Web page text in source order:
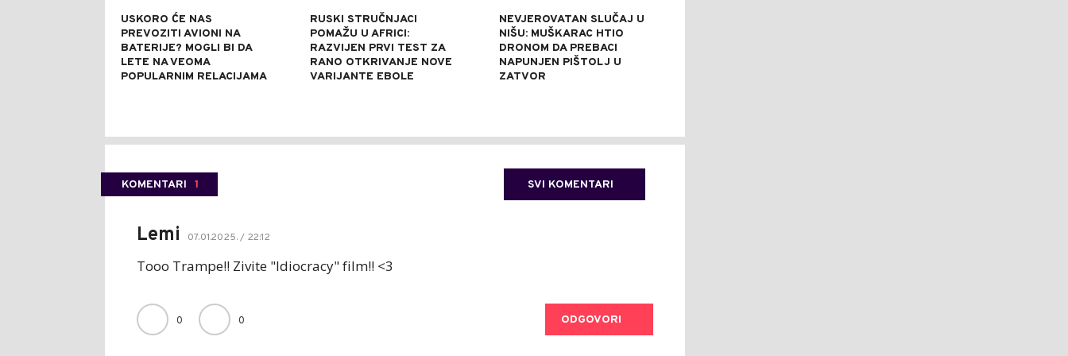
USKORO ĆE NAS
PREVOZITI AVIONI NA
BATERIJE? MOGLI BI DA
LETE NA VEOMA
POPULARNIM RELACIJAMA
RUSKI STRUČNJACI
POMAŽU U AFRICI:
RAZVIJEN PRVI TEST ZA
RANO OTKRIVANJE NOVE
VARIJANTE EBOLE
NEVJEROVATAN SLUČAJ U
NIŠU: MUŠKARAC HTIO
DRONOM DA PREBACI
NAPUNJEN PIŠTOLJ U
ZATVOR
KOMENTARI 1 SVI KOMENTARI
Lemi 07.01.2025. / 22:12
Tooo Trampe!! Zivite "Idiocracy" film!! <3
0 0 ODGOVORI